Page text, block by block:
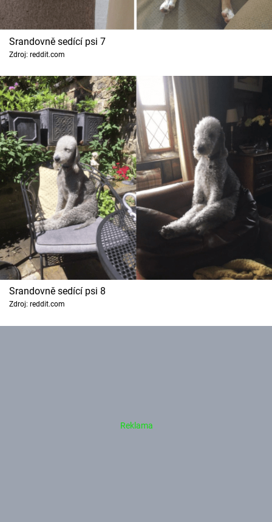
Srandovně sedící psi 7
Zdroj: reddit.com
Srandovně sedící psi 8
Zdroj: reddit.com